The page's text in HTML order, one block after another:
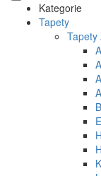
Kategorie
Tapety
Tapety